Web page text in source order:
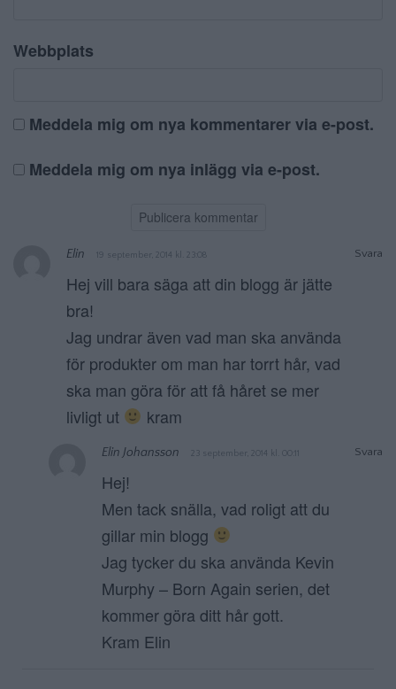
Webbplats
Meddela mig om nya kommentarer via e-post.
Meddela mig om nya inlägg via e-post.
Svara
Elin 19 september, 2014 kl. 23:08
Hej vill bara säga att din blogg är jätte
bra!
Jag undrar även vad man ska använda
för produkter om man har torrt hår, vad
ska man göra för att få håret se mer
livligt ut
kram
Svara
Elin Johansson 23 september, 2014 kl. 00:11
Hej!
Men tack snälla, vad roligt att du
gillar min blogg
Jag tycker du ska använda Kevin
Murphy – Born Again serien, det
kommer göra ditt hår gott.
Kram Elin